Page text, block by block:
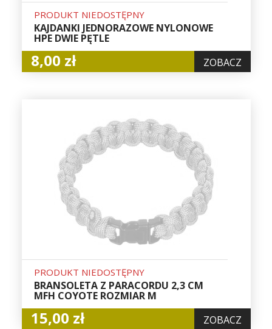
PRODUKT NIEDOSTĘPNY
KAJDANKI JEDNORAZOWE NYLONOWE
HPE DWIE PĘTLE
8,00 zł ZOBACZ
PRODUKT NIEDOSTĘPNY
BRANSOLETA Z PARACORDU 2,3 CM
MFH COYOTE ROZMIAR M
15,00 zł ZOBACZ